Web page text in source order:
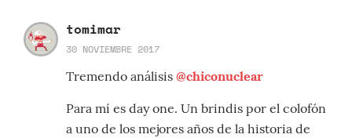
tomimar
30 NOVIEMBRE 2017
Tremendo análisis @chiconuclear
Para mí es day one. Un brindis por el colofón
a uno de los mejores años de la historia de